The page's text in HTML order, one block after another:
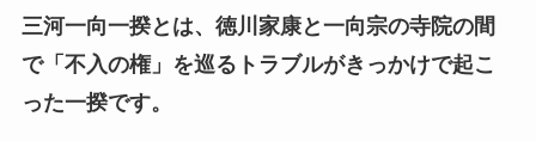
三河一向一揆とは、徳川家康と一向宗の寺院の間
で「不入の権」を巡るトラブルがきっかけで起こ
った一揆です。